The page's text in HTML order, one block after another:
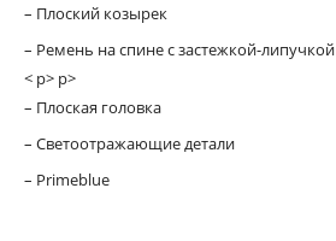
– Плоский козырек
– Ремень на спине с застежкой-липучкой
< p> p>
– Плоская головка
– Светоотражающие детали
– Primeblue